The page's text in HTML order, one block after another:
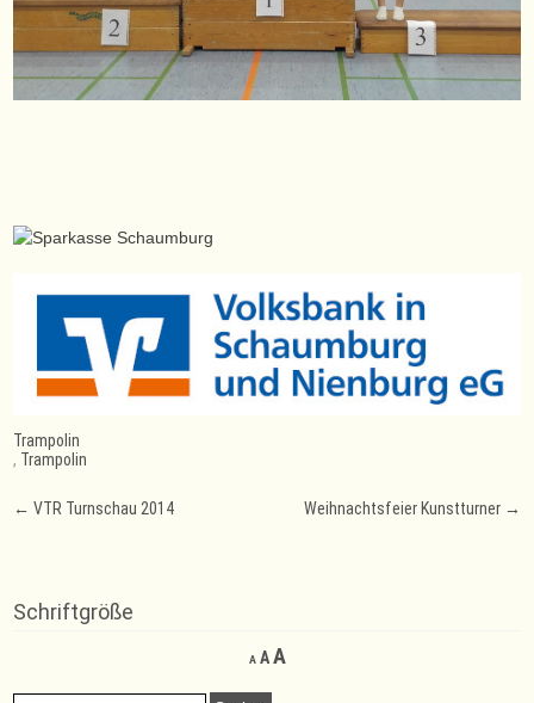
Trampolin
, Trampolin
Post
← VTR Turnschau 2014 Weihnachtsfeier Kunstturner →
Schriftgröße
A
Decrease
font
AReset
size.
AIncrease